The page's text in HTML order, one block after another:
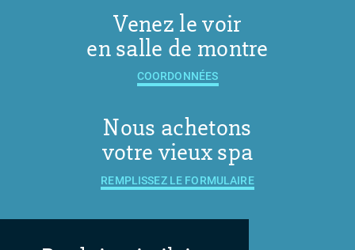
Venez le voir
en salle de montre
COORDONNÉES
Nous achetons
votre vieux spa
REMPLISSEZ LE FORMULAIRE